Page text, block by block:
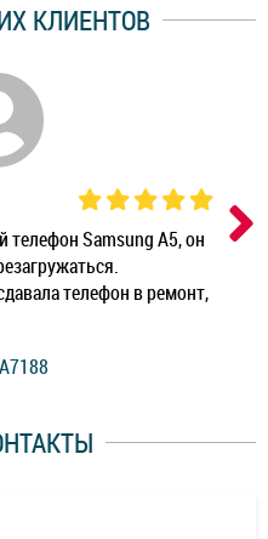
КЛИЕНТОВ
телефон Samsung A5, он
телефон в ремонт,
диагностику и сказал